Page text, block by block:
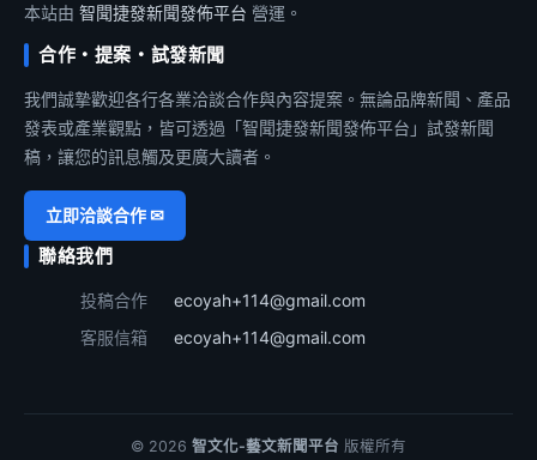
本站由 智聞捷發新聞發佈平台 營運。
合作・提案・試發新聞
我們誠摯歡迎各行各業洽談合作與內容提案。無論品牌新聞、產品
發表或產業觀點，皆可透過「智聞捷發新聞發佈平台」試發新聞
稿，讓您的訊息觸及更廣大讀者。
立即洽談合作 ✉
聯絡我們
投稿合作
ecoyah+114@gmail.com
客服信箱
ecoyah+114@gmail.com
© 2026 智文化-藝文新聞平台 版權所有